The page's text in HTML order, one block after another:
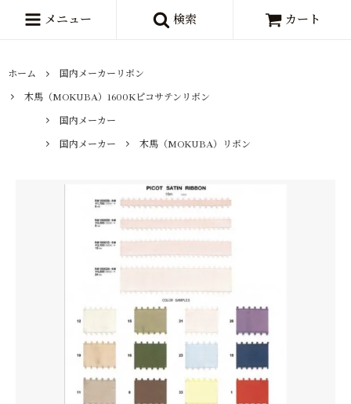
メニュー 検索 カート
ホーム
国内メーカーリボン
木馬（MOKUBA）1600Kピコサテンリボン
国内メーカー
国内メーカー
木馬（MOKUBA）リボン